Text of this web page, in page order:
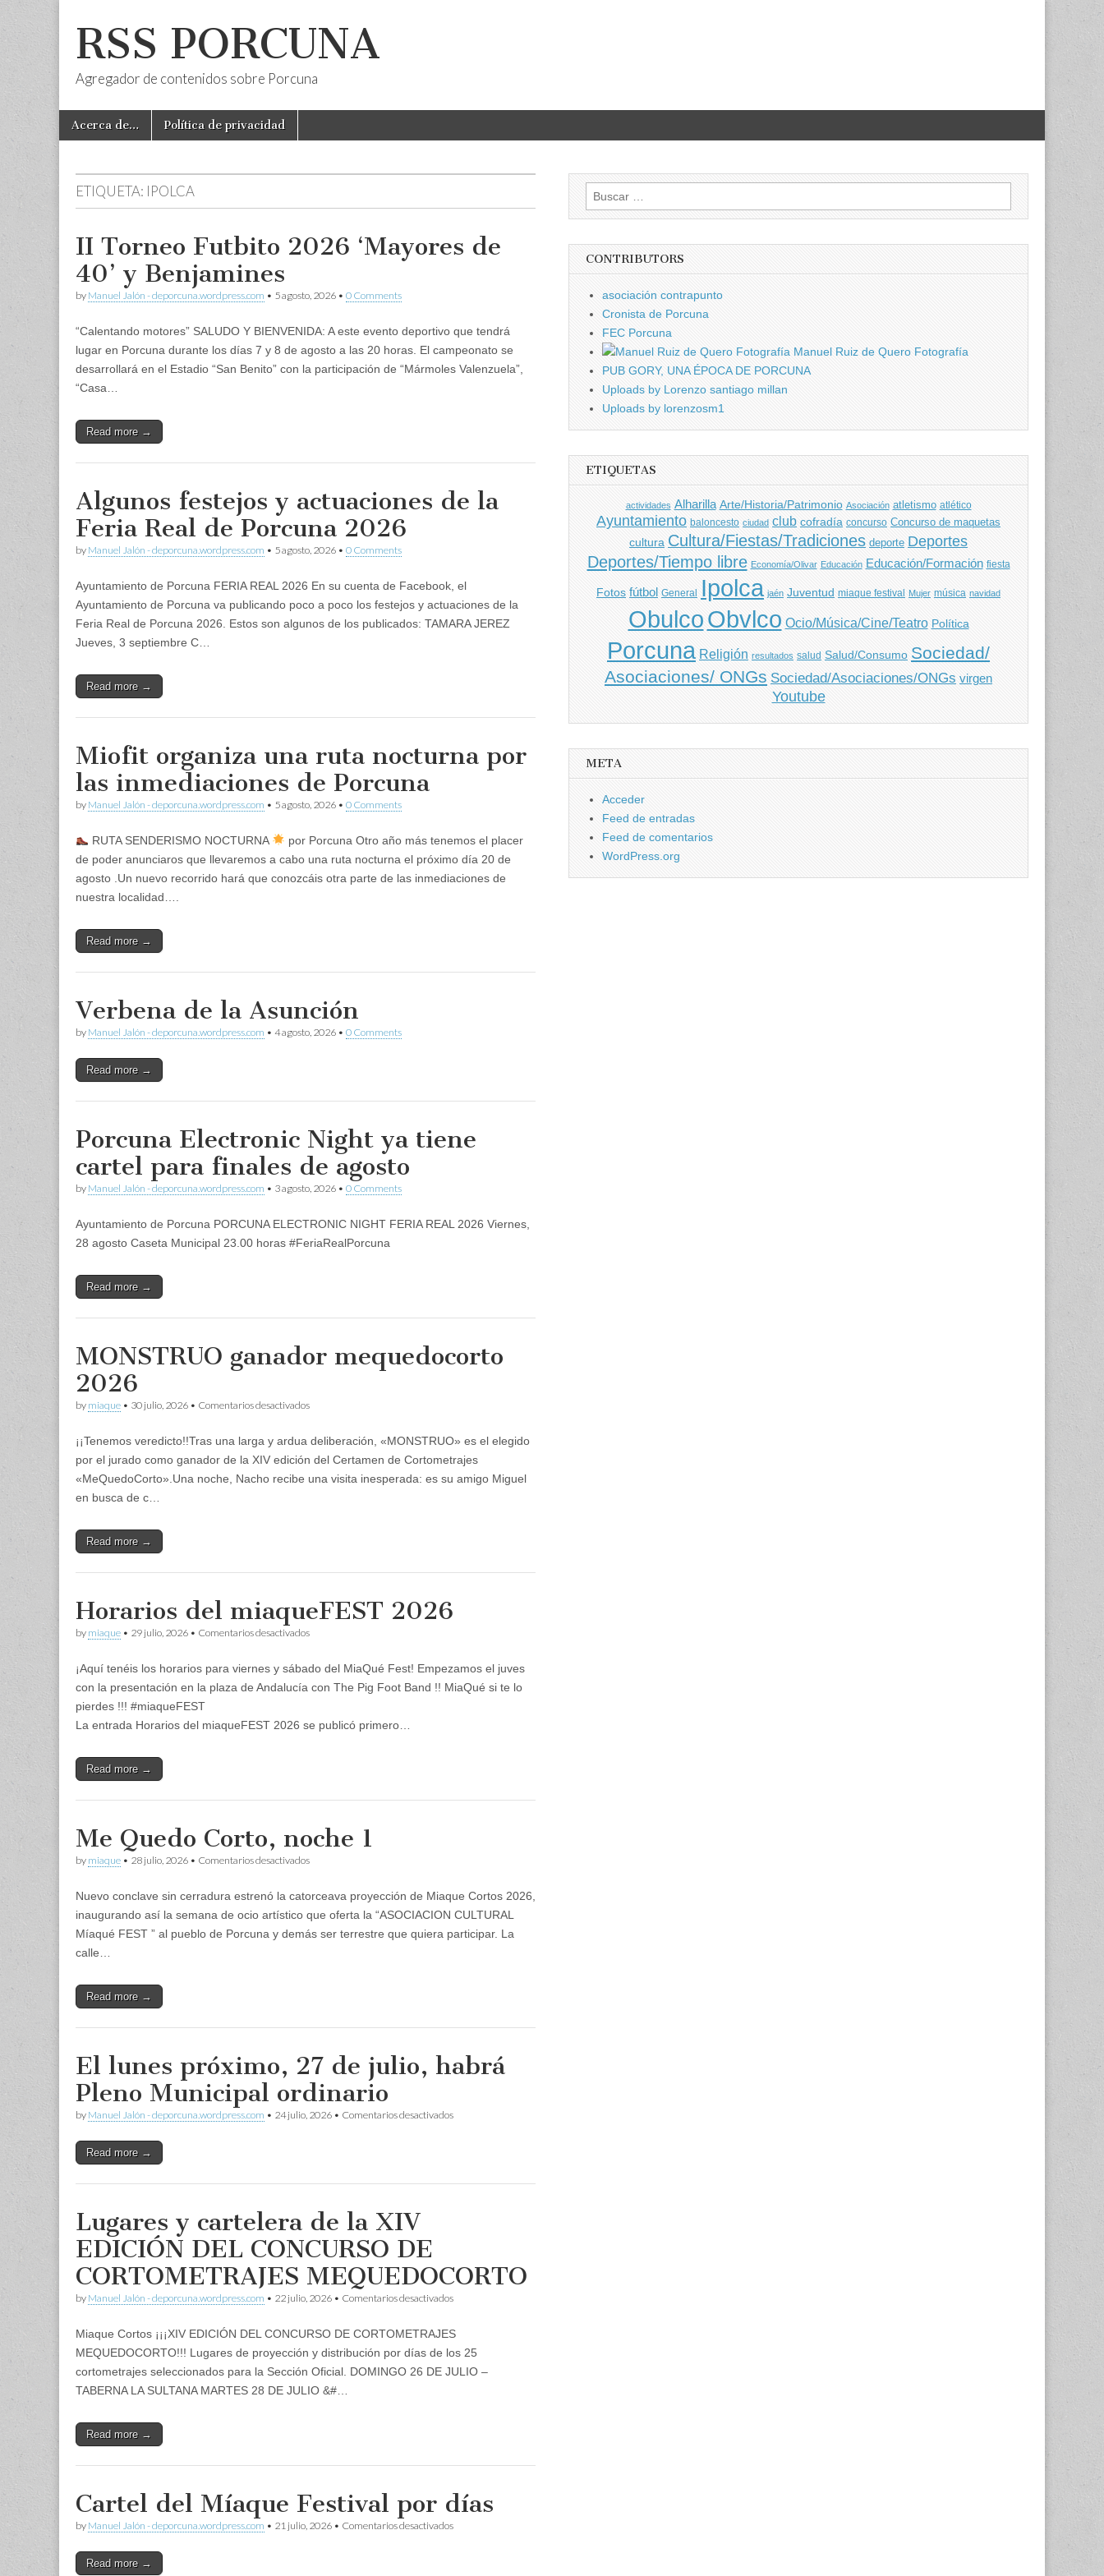
RSS PORCUNA
Agregador de contenidos sobre Porcuna
Main
menu
Skip
Acerca de… Política de privacidad
ETIQUETA: IPOLCA
II Torneo Futbito 2026 ‘Mayores de
40’ y Benjamines
by Manuel Jalón - deporcuna.wordpress.com • 5 agosto, 2026 • 0 Comments
“Calentando motores” SALUDO Y BIENVENIDA: A este evento deportivo que tendrá
lugar en Porcuna durante los días 7 y 8 de agosto a las 20 horas. El campeonato se
desarrollará en el Estadio “San Benito” con la participación de “Mármoles Valenzuela”,
“Casa…
Read more →
Algunos festejos y actuaciones de la
Feria Real de Porcuna 2026
by Manuel Jalón - deporcuna.wordpress.com • 5 agosto, 2026 • 0 Comments
Ayuntamiento de Porcuna FERIA REAL 2026 En su cuenta de Facebook, el
Ayuntamiento de Porcuna va publicando poco a poco los festejos y actuaciones de la
Feria Real de Porcuna 2026. Estos son algunos de los publicados: TAMARA JEREZ
Jueves, 3 septiembre C…
Read more →
Miofit organiza una ruta nocturna por
las inmediaciones de Porcuna
by Manuel Jalón - deporcuna.wordpress.com • 5 agosto, 2026 • 0 Comments
RUTA SENDERISMO NOCTURNA
por Porcuna Otro año más tenemos el placer
de poder anunciaros que llevaremos a cabo una ruta nocturna el próximo día 20 de
agosto .Un nuevo recorrido hará que conozcáis otra parte de las inmediaciones de
nuestra localidad….
Read more →
Verbena de la Asunción
by Manuel Jalón - deporcuna.wordpress.com • 4 agosto, 2026 • 0 Comments
Read more →
Porcuna Electronic Night ya tiene
cartel para finales de agosto
by Manuel Jalón - deporcuna.wordpress.com • 3 agosto, 2026 • 0 Comments
Ayuntamiento de Porcuna PORCUNA ELECTRONIC NIGHT FERIA REAL 2026 Viernes,
28 agosto Caseta Municipal 23.00 horas #FeriaRealPorcuna
Read more →
MONSTRUO ganador mequedocorto
2026
by miaque • 30 julio, 2026 • Comentarios desactivadosen
mequedocorto
2026
¡¡Tenemos veredicto!!Tras una larga y ardua deliberación, «MONSTRUO» es el elegido
por el jurado como ganador de la XIV edición del Certamen de Cortometrajes
«MeQuedoCorto».Una noche, Nacho recibe una visita inesperada: es su amigo Miguel
en busca de c…
Read more →
Horarios del miaqueFEST 2026
by miaque • 29 julio, 2026 • Comentarios desactivadosen
miaqueFEST
2026
¡Aquí tenéis los horarios para viernes y sábado del MiaQué Fest! Empezamos el juves
con la presentación en la plaza de Andalucía con The Pig Foot Band !! MiaQué si te lo
pierdes !!! #miaqueFEST
La entrada Horarios del miaqueFEST 2026 se publicó primero…
Read more →
Me Quedo Corto, noche 1
by miaque • 28 julio, 2026 • Comentarios desactivadosen
Corto,
noche
1
Nuevo conclave sin cerradura estrenó la catorceava proyección de Miaque Cortos 2026,
inaugurando así la semana de ocio artístico que oferta la “ASOCIACION CULTURAL
Míaqué FEST ” al pueblo de Porcuna y demás ser terrestre que quiera participar. La
calle…
Read more →
El lunes próximo, 27 de julio, habrá
Pleno Municipal ordinario
by Manuel Jalón - deporcuna.wordpress.com • 24 julio, 2026 • Comentarios desactivadosen
Read more →
Lugares y cartelera de la XIV
EDICIÓN DEL CONCURSO DE
CORTOMETRAJES MEQUEDOCORTO
by Manuel Jalón - deporcuna.wordpress.com • 22 julio, 2026 • Comentarios desactivadosen
cartelera
de
XIV
Miaque Cortos ¡¡¡XIV EDICIÓN DEL CONCURSO DE CORTOMETRAJES
MEQUEDOCORTO!!! Lugares de proyección y distribución por días de los 25
cortometrajes seleccionados para la Sección Oficial. DOMINGO 26 DE JULIO –
TABERNA LA SULTANA MARTES 28 DE JULIO &#…
Read more →
Cartel del Míaque Festival por días
by Manuel Jalón - deporcuna.wordpress.com • 21 julio, 2026 • Comentarios desactivadosen
Read more →
Buscar:
CONTRIBUTORS
asociación contrapunto
Cronista de Porcuna
FEC Porcuna
Manuel Ruiz de Quero Fotografía
PUB GORY, UNA ÉPOCA DE PORCUNA
Uploads by Lorenzo santiago millan
Uploads by lorenzosm1
ETIQUETAS
actividades Alharilla Arte/Historia/Patrimonio Asociación atletismo atlético
Ayuntamiento baloncesto ciudad club cofradía concurso Concurso de maquetas
cultura Cultura/Fiestas/Tradiciones deporte Deportes
Deportes/Tiempo libre Economía/Olivar Educación Educación/Formación fiesta
Fotos fútbol General Ipolca jaén Juventud miaque festival Mujer música navidad
ObulcoObvlco Ocio/Música/Cine/Teatro Política
Porcuna Religión resultados salud Salud/Consumo Sociedad/
Asociaciones/ ONGs Sociedad/Asociaciones/ONGs virgen
Youtube
META
Acceder
Feed de entradas
Feed de comentarios
WordPress.org